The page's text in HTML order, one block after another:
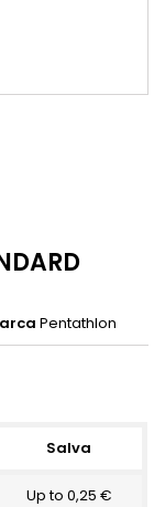
Pentathlon
Salva
Up to 0,25 €